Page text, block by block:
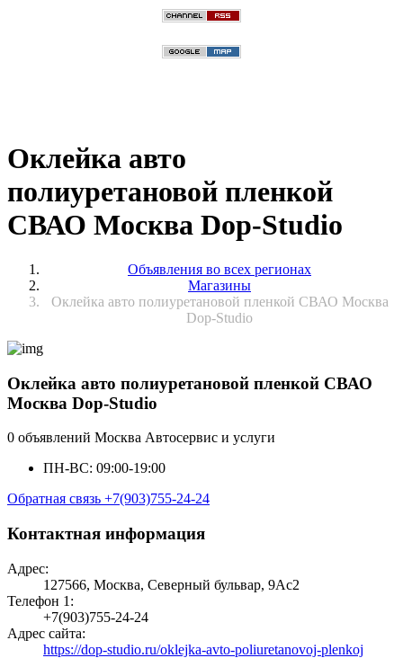
Оклейка авто
полиуретановой пленкой
СВАО Москва Dop-Studio
Объявления во всех регионах
Магазины
Оклейка авто полиуретановой пленкой СВАО Москва
Dop-Studio
Оклейка авто полиуретановой пленкой СВАО
Москва Dop-Studio
0 объявлений Москва Автосервис и услуги
ПН-ВС: 09:00-19:00
Обратная связь +7(903)755-24-24
Контактная информация
Адрес:
127566, Москва, Северный бульвар, 9Ас2
Телефон 1:
+7(903)755-24-24
Адрес сайта:
https://dop-studio.ru/oklejka-avto-poliuretanovoj-plenkoj